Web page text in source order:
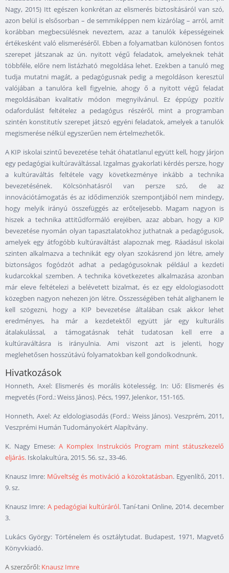
Nagy, 2015) Itt egészen konkrétan az elismerés biztosításáról van szó,
azon belül is elsősorban – de semmiképpen nem kizárólag – arról, amit
korábban megbecsülésnek neveztem, azaz a tanulók képességeinek
értékesként való elismeréséről. Ebben a folyamatban különösen fontos
szerepet játszanak az ún. nyitott végű feladatok, amelyeknek tehát
többféle, előre nem listázható megoldása lehet. Ezekben a tanuló meg
tudja mutatni magát, a pedagógusnak pedig a megoldáson keresztül
valójában a tanulóra kell figyelnie, ahogy ő a nyitott végű feladat
megoldásában kvalitatív módon megnyilvánul. Ez éppúgy pozitív
odafordulást feltételez a pedagógus részéről, mint a programban
szintén konstitutív szerepet játszó egyéni feladatok, amelyek a tanulók
megismerése nélkül egyszerűen nem értelmezhetők.
A KIP iskolai szintű bevezetése tehát óhatatlanul együtt kell, hogy járjon
egy pedagógiai kultúraváltással. Izgalmas gyakorlati kérdés persze, hogy
a kultúraváltás feltétele vagy következménye inkább a technika
bevezetésének. Kölcsönhatásról van persze szó, de az
innovációtámogatás és az idődimenziók szempontjából nem mindegy,
hogy melyik irányú összefüggés az erőteljesebb. Magam nagyon is
hiszek a technika attitűdformáló erejében, azaz abban, hogy a KIP
bevezetése nyomán olyan tapasztalatokhoz juthatnak a pedagógusok,
amelyek egy átfogóbb kultúraváltást alapoznak meg. Ráadásul iskolai
szinten alkalmazva a technikát egy olyan szokásrend jön létre, amely
biztonságos fogódzót adhat a pedagógusoknak például a kezdeti
kudarcokkal szemben. A technika következetes alkalmazása azonban
már eleve feltételezi a belévetett bizalmat, és ez egy eldologiasodott
közegben nagyon nehezen jön létre. Összességében tehát alighanem le
kell szögezni, hogy a KIP bevezetése általában csak akkor lehet
eredményes, ha már a kezdetektől együtt jár egy kulturális
átalakulással, a támogatásnak tehát tudatosan kell erre a
kultúraváltásra is irányulnia. Ami viszont azt is jelenti, hogy
meglehetősen hosszútávú folyamatokban kell gondolkodnunk.
Hivatkozások
Honneth, Axel: Elismerés és morális kötelesség. In: Uő: Elismerés és
megvetés (Ford.: Weiss János). Pécs, 1997, Jelenkor, 151-165.
Honneth, Axel: Az eldologiasodás (Ford.: Weiss János). Veszprém, 2011,
Veszprémi Humán Tudományokért Alapítvány.
K. Nagy Emese: A Komplex Instrukciós Program mint státuszkezelő
eljárás. Iskolakultúra, 2015. 56. sz., 33-46.
Knausz Imre: Műveltség és motiváció a közoktatásban. Egyenlítő, 2011.
9. sz.
Knausz Imre: A pedagógiai kultúráról. Taní-tani Online, 2014. december
3.
Lukács György: Történelem és osztálytudat. Budapest, 1971, Magvető
Könyvkiadó.
A szerzőről: Knausz Imre